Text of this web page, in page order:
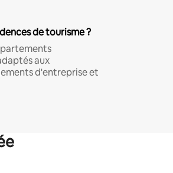
de tourisme ?
aux
d'entreprise et